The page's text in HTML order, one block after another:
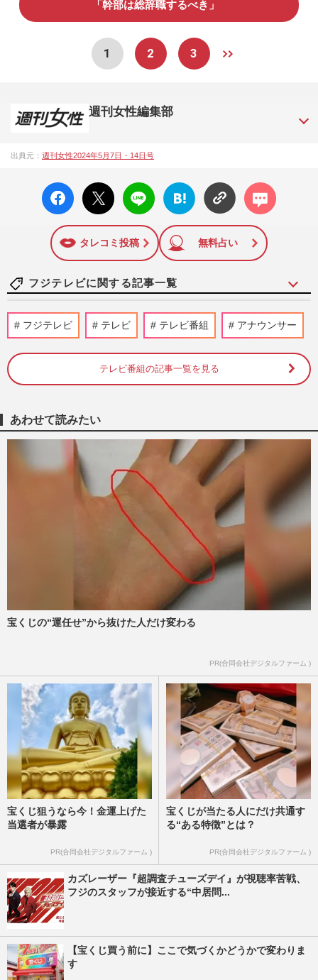
「幹部は総辞職するべき」
1 2 3
週刊女性編集部
シップや事件、皇室の話題、感動ドキュメント、美容・健
12日号で「眞子さま嫁ぎ先の“義母”が抱える400万円超の“借金
トラブル”」報道をスクープ。この一報から約2か月後、宮内庁
は結婚延期を発表。同記事は2018年の「編集者が選ぶ雑誌ジ
ャーナリズム賞」大賞を受賞した。毎週火曜日発売。
出典元： 週刊女性2024年5月7日・14日号
facebo
ok い
X ポス
ト
LINE
はてな
ブック
に追加
コメン
ト
タレコミ投稿 無料占い
フジテレビに関する記事一覧
NHK『歴史探偵』などハラスメント騒動
の佐藤二朗起用に「現時点で出演継続」
週刊女性PRIME 2026/7/30
落は“イメージ”の違いか「あんまりGTO
感がない」旧作ファンが求めて…
週刊女性PRIME
GACKT主演月9『ブラックトリック』スタ
ートも《セリフ聞き取りづらいの声も》…
生瀬勝久出演で『リーガル…
週刊女性PRIME
TBS日曜劇場『VIVANT』や映画『キング
ダム』にも出演、歌舞伎役者・坂東彌十郎
が板橋区で送る最愛妻との“…
週刊女性2026年7月7日・14日号
フジテレビ原田葵アナ『ぽかぽか』で結婚
せ」発言、日本の平均年収…
週刊女性PRIME 2026/7/22
フジテレビ テレビ テレビ番組 アナウンサー
テレビ番組の記事一覧を見る
あわせて読みたい
宝くじの“運任せ”から抜けた人だけ変わる
PR(合同会社デジタルファーム )
宝くじ狙うなら今！金運上げた
当選者が暴露
PR(合同会社デジタルファーム )
宝くじが当たる人にだけ共通す
る“ある特徴”とは？
PR(合同会社デジタルファーム )
カズレーザー『超調査チューズデイ』が視聴率苦戦、
フジのスタッフが接近する“中居問...
【宝くじ買う前に】ここで気づくかどうかで変わりま
す